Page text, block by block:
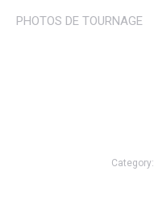
PHOTOS DE TOURNAGE
Category: